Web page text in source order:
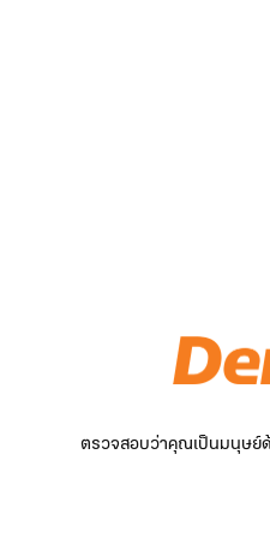
ตรวจสอบว่าคุณเป็นมนุษย์